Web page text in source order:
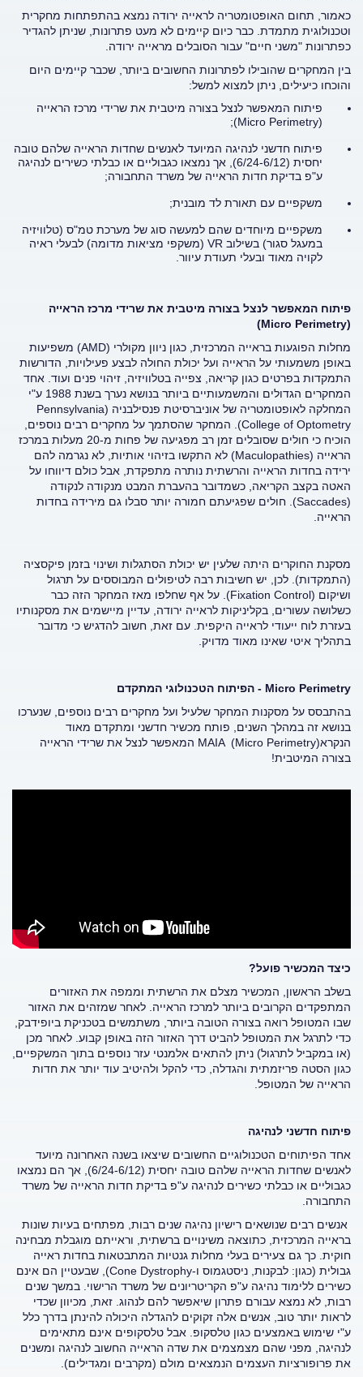
כאמור, תחום האופטומטריה לראייה ירודה נמצא בהתפתחות מחקרית
וטכנולוגית מתמדת. כבר כיום קיימים לא מעט פתרונות, שניתן להגדיר
כפתרונות "משני חיים" עבור הסובלים מראייה ירודה.
בין המחקרים שהובילו לפתרונות החשובים ביותר, שכבר קיימים היום
והוכחו כיעילים, ניתן למצוא למשל:
פיתוח המאפשר לנצל בצורה מיטבית את שרידי מרכז הראייה
(Micro Perimetry);
פיתוח חדשני לנהיגה המיועד לאנשים שחדות הראייה שלהם טובה
יחסית (6/24-6/12), אך נמצאו כגבוליים או כבלתי כשירים לנהיגה
ע"פ בדיקת חדות הראייה של משרד התחבורה;
משקפיים עם תאורת לד מובנית;
משקפיים מיוחדים שהם למעשה סוג של מערכת טמ"ס (טלוויזיה
במעגל סגור) בשילוב VR (משקפי מציאות מדומה) לבעלי ראיה
לקויה מאוד ובעלי תעודת עיוור.
פיתוח המאפשר לנצל בצורה מיטבית את שרידי מרכז הראייה
(
Micro Perimetry
)
מחלות הפוגעות בראייה המרכזית, כגון ניוון מקולרי (AMD) משפיעות
באופן משמעותי על הראייה ועל יכולת החולה לבצע פעילויות, הדורשות
התמקדות בפרטים כגון קריאה, צפייה בטלוויזיה, זיהוי פנים ועוד. אחד
המחקרים הגדולים והמשמעותיים ביותר בנושא נערך בשנת 1988 ע"י
המחלקה לאופטומטריה של אוניברסיטת פנסילבניה (Pennsylvania
College of Optometry). המחקר שהסתמך על מחקרים רבים נוספים,
הוכיח כי חולים שסובלים זמן רב מפגיעה של פחות מ-20 מעלות במרכז
הראייה (Maculopathies) לא התקשו בזיהוי אותיות, לא נגרמה להם
ירידה בחדות הראייה והרשתית נותרה מתפקדת, אבל כולם דיווחו על
האטה בקצב הקריאה, כשמדובר בהעברת המבט מנקודה לנקודה
(Saccades). חולים שפגיעתם חמורה יותר סבלו גם מירידה בחדות
הראייה.
מסקנת החוקרים היתה שלעין יש יכולת הסתגלות ושינוי בזמן פיקסציה
(התמקדות). לכן, יש חשיבות רבה לטיפולים המבוססים על תרגול
ושיקום (Fixation Control). על אף שחלפו מאז המחקר הזה כבר
כשלושה עשורים, בקליניקות לראייה ירודה, עדיין מיישמים את מסקנותיו
בעזרת לוח ייעודי לראייה היקפית. עם זאת, חשוב להדגיש כי מדובר
בתהליך איטי שאינו מאוד מדויק.
Micro Perimetry - הפיתוח הטכנולוגי המתקדם
בהתבסס על מסקנות המחקר שלעיל ועל מחקרים רבים נוספים, שנערכו
בנושא זה במהלך השנים, פותח מכשיר חדשני ומתקדם מאוד
הנקראMAIA (Micro Perimetry) המאפשר לנצל את שרידי הראייה
בצורה המיטבית!
כיצד המכשיר פועל?
בשלב הראשון, המכשיר מצלם את הרשתית וממפה את האזורים
המתפקדים הקרובים ביותר למרכז הראייה. לאחר שמזהים את האזור
שבו המטופל רואה בצורה הטובה ביותר, משתמשים בטכניקת ביופידבק,
כדי לתרגל את המטופל להביט דרך האזור הזה באופן קבוע. לאחר מכן
(או במקביל לתרגול) ניתן להתאים אלמנטי עזר נוספים בתוך המשקפיים,
כגון הסטה פריזמתית והגדלה, כדי להקל ולהיטיב עוד יותר את חדות
הראייה של המטופל.
פיתוח חדשני לנהיגה
אחד הפיתוחים הטכנולוגיים החשובים שיצאו בשנה האחרונה מיועד
לאנשים שחדות הראייה שלהם טובה יחסית (6/24-6/12), אך הם נמצאו
כגבוליים או כבלתי כשירים לנהיגה ע"פ בדיקת חדות הראייה של משרד
התחבורה.
אנשים רבים שנושאים רישיון נהיגה שנים רבות, מפתחים בעיות שונות
בראייה המרכזית, כתוצאה משינויים ברשתית, וראייתם מוגבלת מבחינה
חוקית. כך גם צעירים בעלי מחלות גנטיות המתבטאות בחדות ראייה
גבולית (כגון: לבקנות, ניסטגמוס ו-Cone Dystrophy), שבעטיין הם אינם
כשירים ללימוד נהיגה ע"פ הקריטריונים של משרד הרישוי. במשך שנים
רבות, לא נמצא עבורם פתרון שיאפשר להם לנהוג. זאת, מכיוון שכדי
לראות יותר טוב, אנשים אלה זקוקים להגדלה היכולה להינתן בדרך כלל
ע"י שימוש באמצעים כגון טלסקופ. אבל טלסקופים אינם מתאימים
לנהיגה, מפני שהם מצמצמים את שדה הראייה החשוב לנהיגה ומשנים
את פרופורציות העצמים הנמצאים מולם (מקרבים ומגדילים).